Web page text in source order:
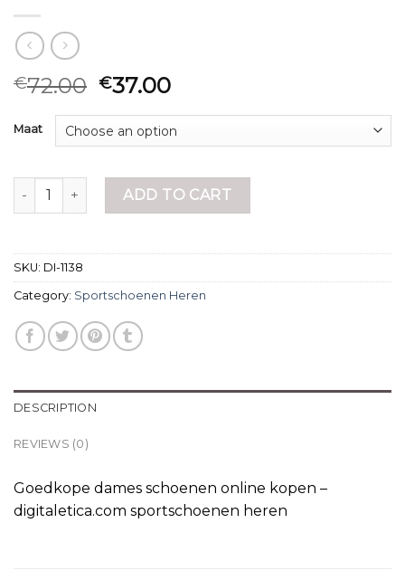
€72.00 €37.00
Maat
sportschoenen heren quantity
ADD TO CART
SKU: DI-1138
Category: Sportschoenen Heren
DESCRIPTION
REVIEWS (0)
Goedkope dames schoenen online kopen –
digitaletica.com sportschoenen heren